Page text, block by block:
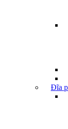
Đĩa